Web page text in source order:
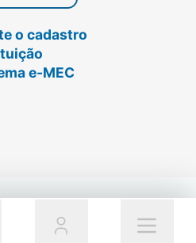
o cadastro
e-MEC